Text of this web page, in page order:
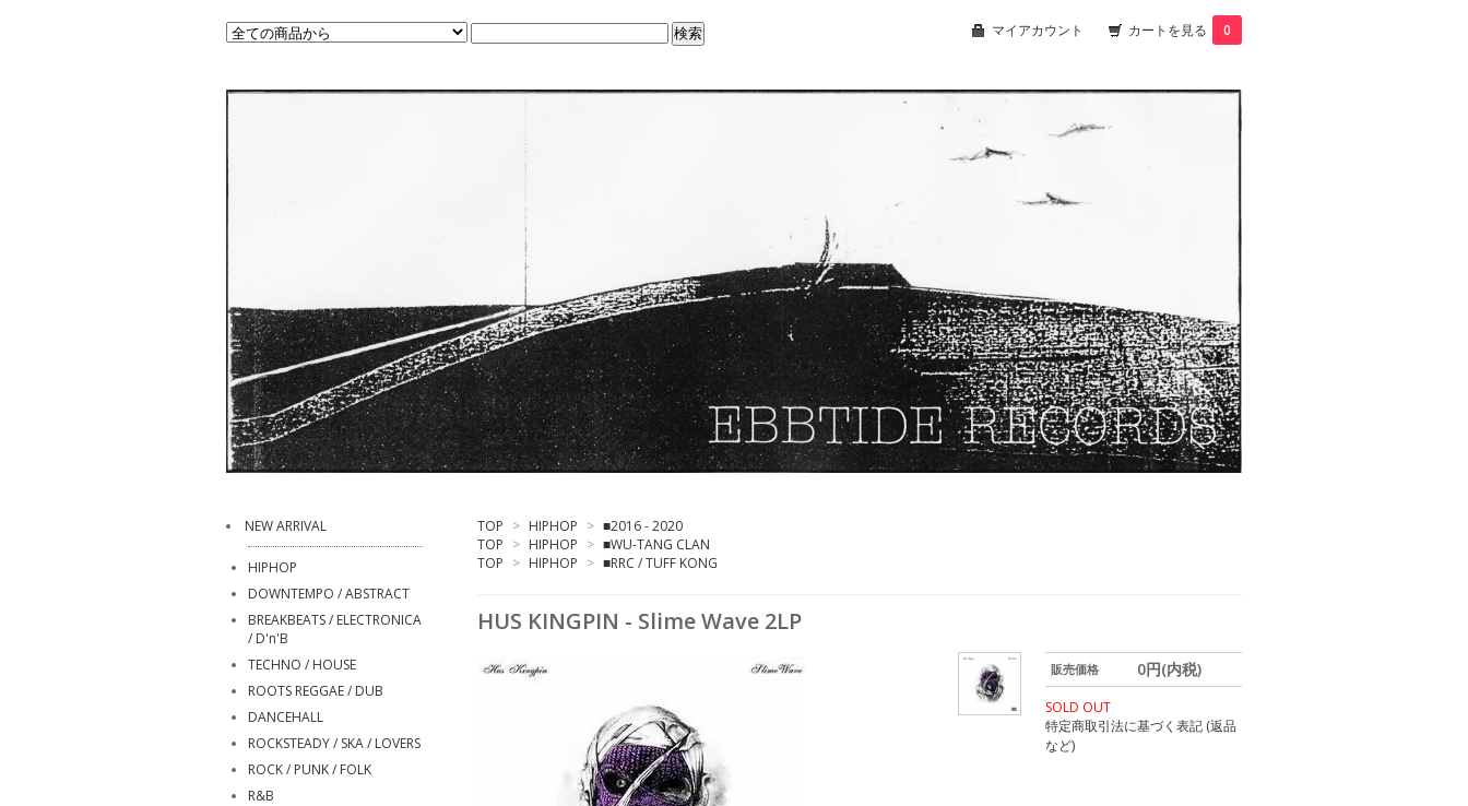
マイアカウント カートを見る 0
TOP > HIPHOP > ■2016 - 2020
TOP > HIPHOP > ■WU-TANG CLAN
TOP > HIPHOP > ■RRC / TUFF KONG
HUS KINGPIN - Slime Wave 2LP
販売価格 0円(内税)
SOLD OUT
特定商取引法に基づく表記 (返品
など)
NEW ARRIVAL
HIPHOP
DOWNTEMPO / ABSTRACT
BREAKBEATS / ELECTRONICA
/ D'n'B
TECHNO / HOUSE
ROOTS REGGAE / DUB
DANCEHALL
ROCKSTEADY / SKA / LOVERS
ROCK / PUNK / FOLK
R&B